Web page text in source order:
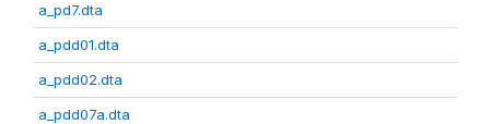
a_pd7.dta
a_pdd01.dta
a_pdd02.dta
a_pdd07a.dta